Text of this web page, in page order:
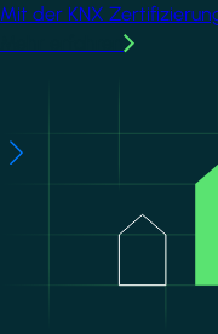
Mit der KNX